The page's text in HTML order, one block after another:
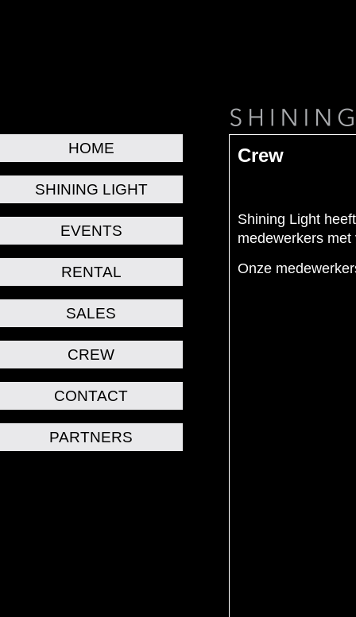
HOME
SHINING LIGHT
EVENTS
RENTAL
SALES
CREW
CONTACT
PARTNERS
Crew
Shining Light
medewerkers
Onze